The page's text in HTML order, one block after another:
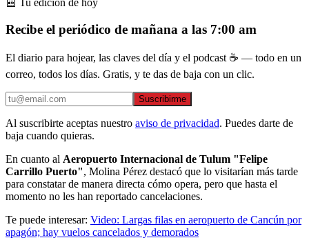
Recibe el periódico de mañana a las 7:00 am
El diario para hojear, las claves del día y el podcast ☕ — todo en un
correo, todos los días. Gratis, y te das de baja con un clic.
Suscribirme
Al suscribirte aceptas nuestro aviso de privacidad. Puedes darte de
baja cuando quieras.
En cuanto al Aeropuerto Internacional de Tulum "Felipe
Carrillo Puerto", Molina Pérez destacó que lo visitarían más tarde
para constatar de manera directa cómo opera, pero que hasta el
momento no les han reportado cancelaciones.
Te puede interesar: Video: Largas filas en aeropuerto de Cancún por
apagón; hay vuelos cancelados y demorados